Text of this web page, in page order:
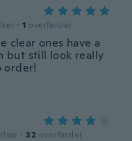
· 1 overførsler
clear ones have a
but still look really
order!
· 32 overførsler